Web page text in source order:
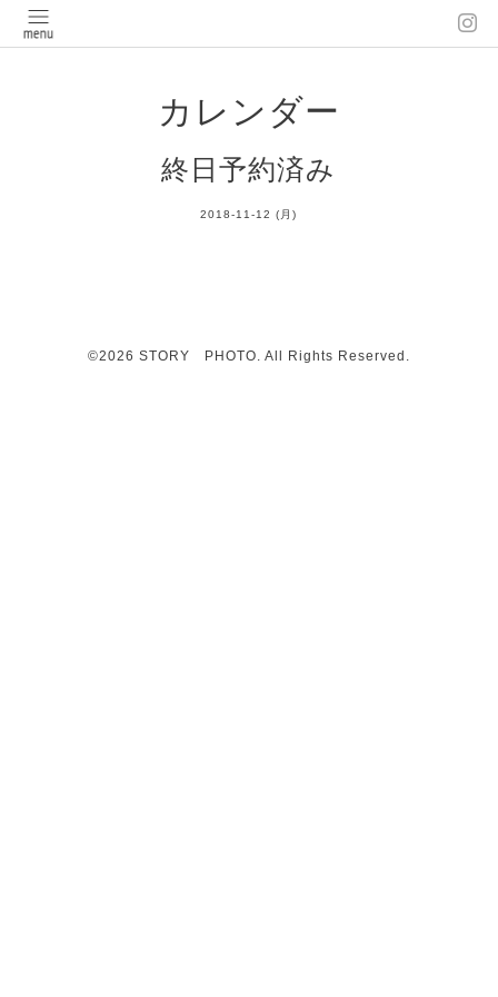
カレンダー
終日予約済み
2018-11-12 (月)
©2026 STORY PHOTO. All Rights Reserved.